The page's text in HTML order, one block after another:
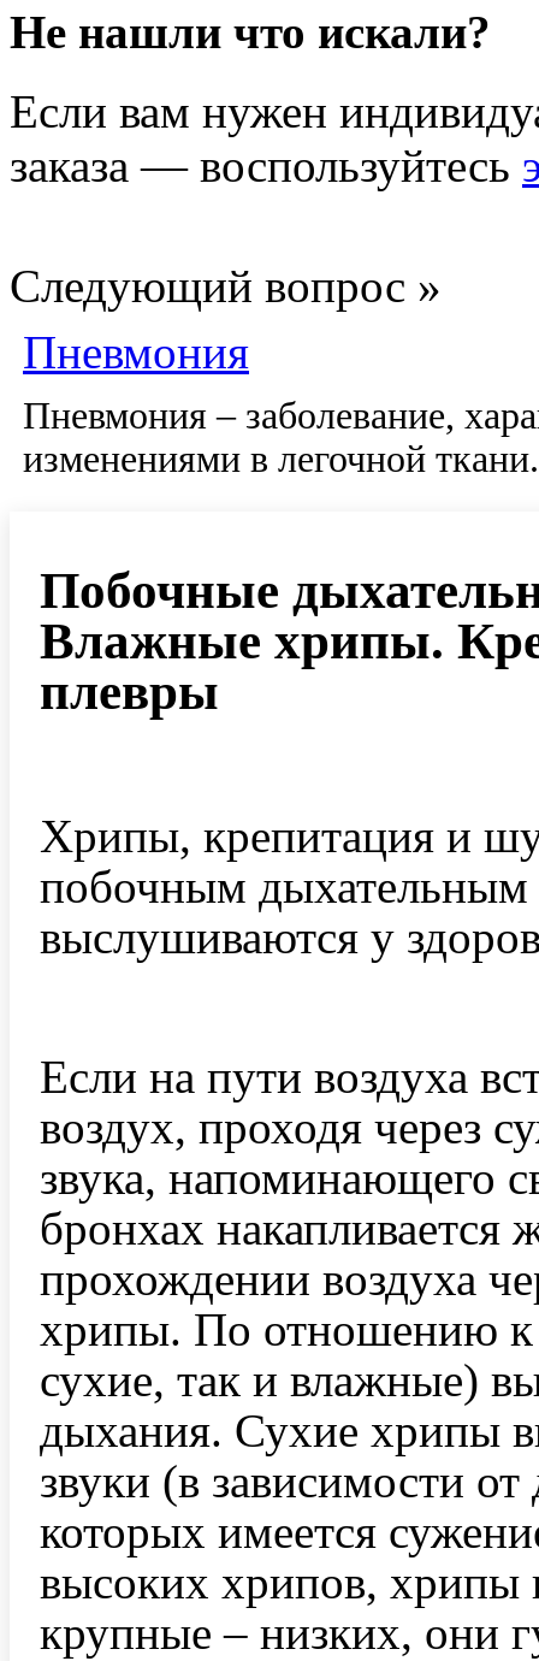
Не нашли что искали?
Если вам нужен
заказа — воспользуйтесь
Следующий вопрос »
Пневмония
Пневмония – заболевание,
изменениями в легочной
Побочные
Влажные хрипы.
плевры
Хрипы, крепитация и
побочным
выслушиваются у
Если на пути воздуха
воздух, проходя через
звука, напоминающего
бронхах накапливается
прохождении воздуха
хрипы. По отношению к
сухие, так и влажные)
дыхания. Сухие хрипы
звуки (в зависимости
которых имеется
высоких хрипов, хрипы
крупные – низких, они